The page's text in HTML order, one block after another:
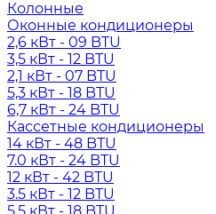
Колонные
Оконные кондиционеры
2,6 кВт - 09 BTU
3,5 кВт - 12 BTU
2,1 кВт - 07 BTU
5,3 кВт - 18 BTU
6,7 кВт - 24 BTU
Кассетные кондиционеры
14 кВт - 48 BTU
7.0 кВт - 24 BTU
12 кВт - 42 BTU
3.5 кВт - 12 BTU